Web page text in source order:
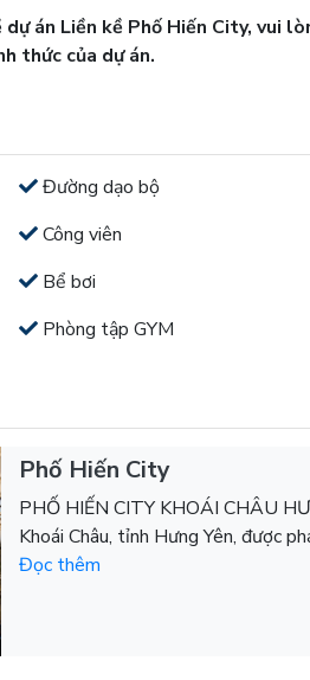
án Liền kề Phố Hiến City, vui
thức của dự án.
Đường dạo bộ
Công viên
Bể bơi
Phòng tập GYM
Phố Hiến City
PHỐ HIẾN CITY KHOÁI CHÂU
Khoái Châu, tỉnh Hưng Yên, được
Đọc thêm